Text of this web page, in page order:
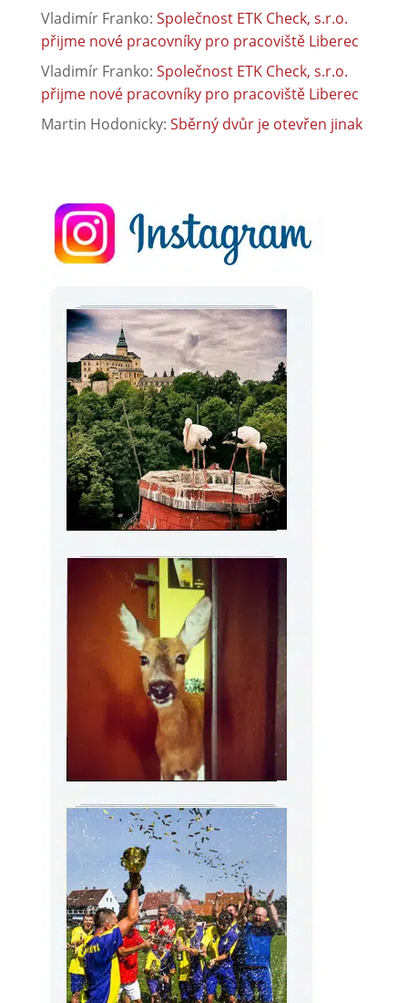
Vladimír Franko: Společnost ETK Check, s.r.o.
přijme nové pracovníky pro pracoviště Liberec
Vladimír Franko: Společnost ETK Check, s.r.o.
přijme nové pracovníky pro pracoviště Liberec
Martin Hodonicky: Sběrný dvůr je otevřen jinak